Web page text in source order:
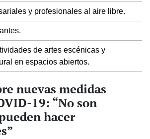
y profesionales al aire libre.
de artes escénicas y
en espacios abiertos.
nuevas medidas
19: “No son
hacer